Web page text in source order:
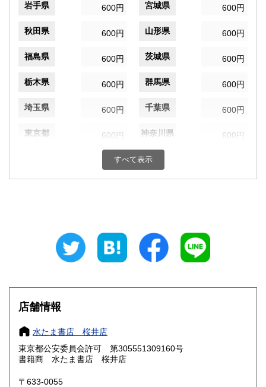
岩手県 600円 宮城県 600円
秋田県 600円 山形県 600円
福島県 600円 茨城県 600円
栃木県 600円 群馬県 600円
埼玉県 600円 千葉県 600円
東京都 600円 神奈川県 600円
600円 富山県
静岡県
600円 三重県
滋賀県 600円 京都府 600円
大阪府
奈良県
鳥取県 600円
すべて表示
店舗情報
水たま書店 桜井店
東京都公安委員会許可 第305551309160号
書籍商 水たま書店 桜井店
〒633-0055